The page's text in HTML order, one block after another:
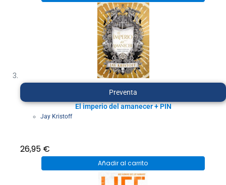
Preventa
El imperio del amanecer + PIN
Jay Kristoff
26,95 €
Añadir al carrito